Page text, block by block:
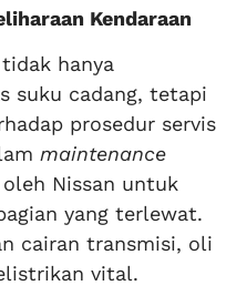
Kendaraan
hanya
suku cadang, tetapi
prosedur servis
maintenance
Nissan untuk
yang terlewat.
cairan transmisi, oli
vital.